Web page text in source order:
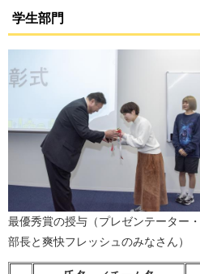
学生部門
最優秀賞の授与（プレゼンテーター
部長と爽快フレッシュのみなさん）